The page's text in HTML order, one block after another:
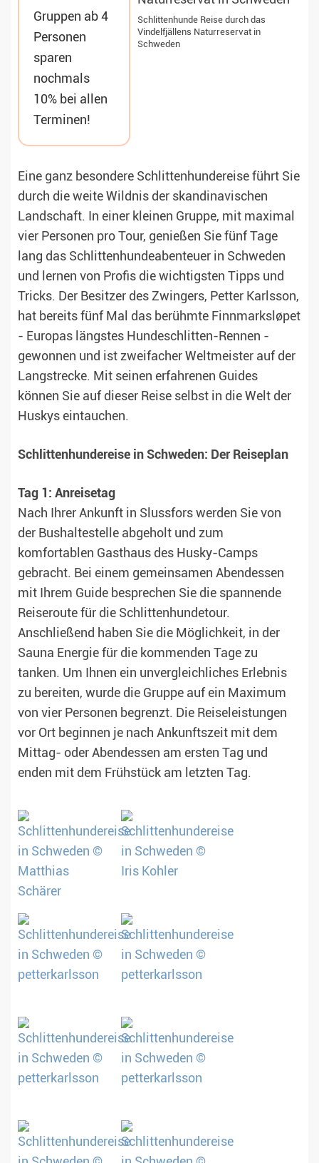
Schlittenhunde Reise durch das
Vindelfjällens Naturreservat in
Schweden
Gruppen ab 4
Personen
sparen
nochmals
10% bei allen
Terminen!
Eine ganz besondere Schlittenhundereise führt Sie
durch die weite Wildnis der skandinavischen
Landschaft. In einer kleinen Gruppe, mit maximal
vier Personen pro Tour, genießen Sie fünf Tage
lang das Schlittenhundeabenteuer in Schweden
und lernen von Profis die wichtigsten Tipps und
Tricks. Der Besitzer des Zwingers, Petter Karlsson,
hat bereits fünf Mal das berühmte Finnmarksløpet
- Europas längstes Hundeschlitten-Rennen -
gewonnen und ist zweifacher Weltmeister auf der
Langstrecke. Mit seinen erfahrenen Guides
können Sie auf dieser Reise selbst in die Welt der
Huskys eintauchen.
Schlittenhundereise in Schweden: Der Reiseplan
Tag 1: Anreisetag
Nach Ihrer Ankunft in Slussfors werden Sie von
der Bushaltestelle abgeholt und zum
komfortablen Gasthaus des Husky-Camps
gebracht. Bei einem gemeinsamen Abendessen
mit Ihrem Guide besprechen Sie die spannende
Reiseroute für die Schlittenhundetour.
Anschließend haben Sie die Möglichkeit, in der
Sauna Energie für die kommenden Tage zu
tanken. Um Ihnen ein unvergleichliches Erlebnis
zu bereiten, wurde die Gruppe auf ein Maximum
von vier Personen begrenzt. Die Reiseleistungen
vor Ort beginnen je nach Ankunftszeit mit dem
Mittag- oder Abendessen am ersten Tag und
enden mit dem Frühstück am letzten Tag.